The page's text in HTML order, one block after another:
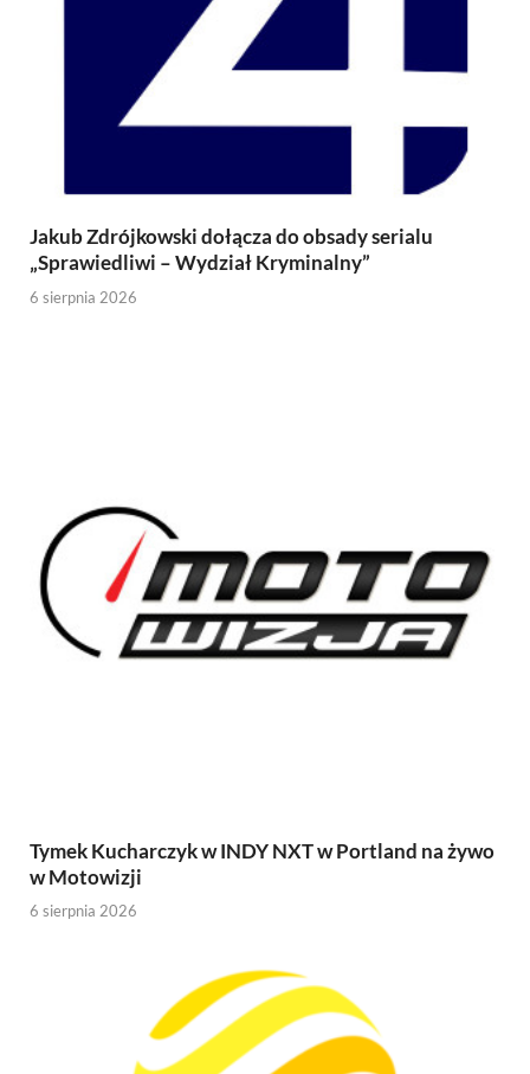
Jakub Zdrójkowski dołącza do obsady serialu
„Sprawiedliwi – Wydział Kryminalny”
6 sierpnia 2026
Tymek Kucharczyk w INDY NXT w Portland na żywo
w Motowizji
6 sierpnia 2026